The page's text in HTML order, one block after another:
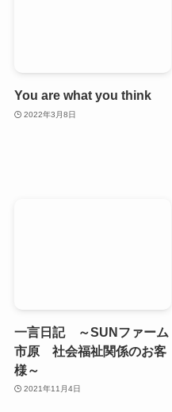
You are what you think
2022年3月8日
一言日記 ～SUNファーム
市原 社会福祉関係のお客
様～
2021年11月4日